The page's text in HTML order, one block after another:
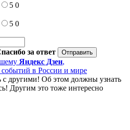
5 0
5 0
за ответ
Яндекс Дзен,
в России и мире
с другими! Об этом должны узнать
Другим это тоже интересно